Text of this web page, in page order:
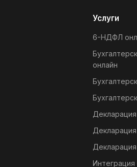
Услуги
6-НДФЛ
онлайн
Интеграция